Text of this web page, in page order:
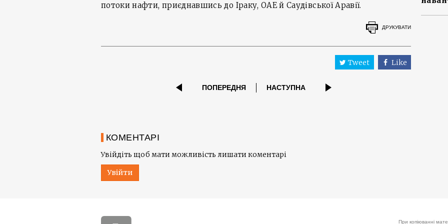
потоки нафти, приєднавшись до Іраку, ОАЕ й Саудівської Аравії.
ДРУКУВАТИ
Tweet Like
ПОПЕРЕДНЯ НАСТУПНА
КОМЕНТАРІ
Увійдіть щоб мати можливість лишати коментарі
Увійти
При копіюванні